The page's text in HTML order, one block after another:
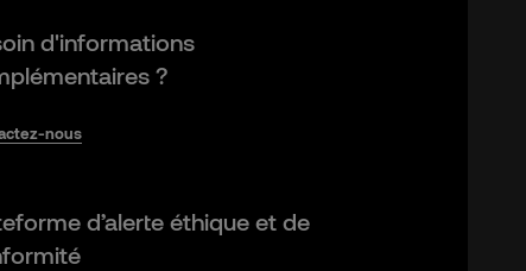
d'informations
?
nous
d’alerte éthique et de